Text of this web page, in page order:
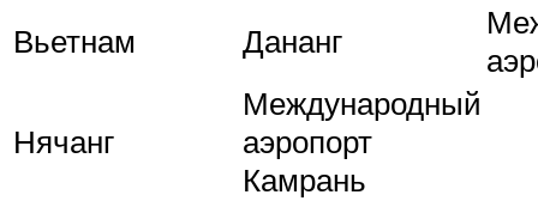
Вьетнам
Дананг
Нячанг
Международный
аэропорт
Камрань